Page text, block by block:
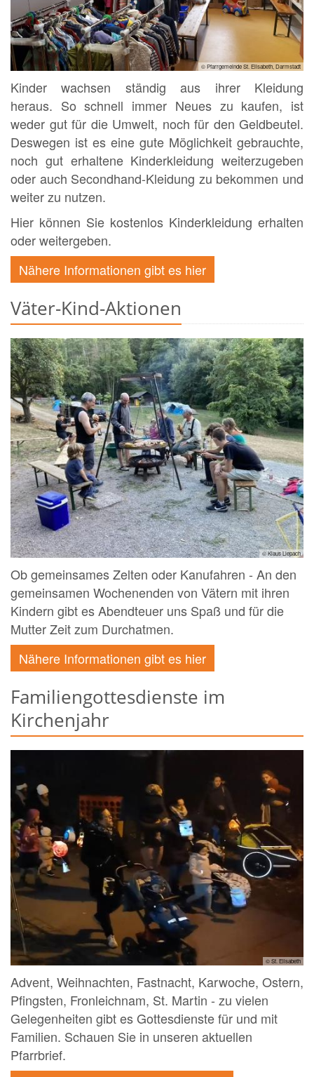
© Pfarrgemeinde St. Elisabeth, Darmstadt
Kinder wachsen ständig aus ihrer Kleidung
heraus. So schnell immer Neues zu kaufen, ist
weder gut für die Umwelt, noch für den Geldbeutel.
Deswegen ist es eine gute Möglichkeit gebrauchte,
noch gut erhaltene Kinderkleidung weiterzugeben
oder auch Secondhand-Kleidung zu bekommen und
weiter zu nutzen.
Hier können Sie kostenlos Kinderkleidung erhalten
oder weitergeben.
Nähere Informationen gibt es hier
Väter-Kind-Aktionen
© Klaus Liepach
Ob gemeinsames Zelten oder Kanufahren - An den
gemeinsamen Wochenenden von Vätern mit ihren
Kindern gibt es Abendteuer uns Spaß und für die
Mutter Zeit zum Durchatmen.
Nähere Informationen gibt es hier
Familiengottesdienste im
Kirchenjahr
© St. Elisabeth
Advent, Weihnachten, Fastnacht, Karwoche, Ostern,
Pfingsten, Fronleichnam, St. Martin - zu vielen
Gelegenheiten gibt es Gottesdienste für und mit
Familien. Schauen Sie in unseren aktuellen
Pfarrbrief.